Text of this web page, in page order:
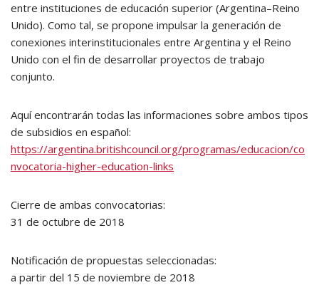
entre instituciones de educación superior (Argentina–Reino
Unido). Como tal, se propone impulsar la generación de
conexiones interinstitucionales entre Argentina y el Reino
Unido con el fin de desarrollar proyectos de trabajo
conjunto.
Aquí encontrarán todas las informaciones sobre ambos tipos
de subsidios en español:
https://argentina.britishcouncil.org/programas/educacion/co
nvocatoria-higher-education-links
Cierre de ambas convocatorias:
31 de octubre de 2018
Notificación de propuestas seleccionadas:
a partir del 15 de noviembre de 2018